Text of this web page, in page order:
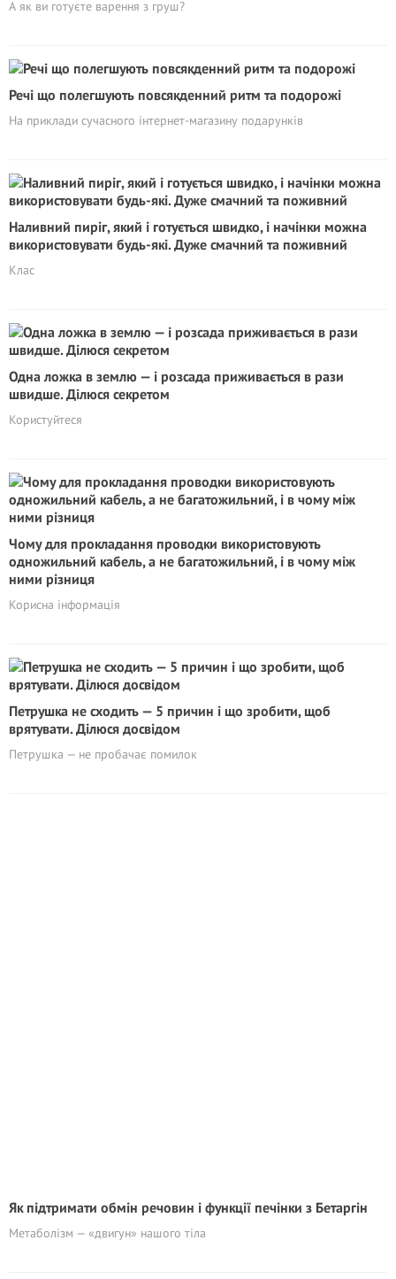
А як ви готуєте варення з груш?
Речі що полегшують повсякденний ритм та подорожі
На приклади сучасного інтернет-магазину подарунків
Наливний пиріг, який і готується швидко, і начінки можна
використовувати будь-які. Дуже смачний та поживний
Клас
Одна ложка в землю — і розсада приживається в рази
швидше. Ділюся секретом
Користуйтеся
Чому для прокладання проводки використовують
одножильний кабель, а не багатожильний, і в чому між
ними різниця
Корисна інформація
Петрушка не сходить — 5 причин і що зробити, щоб
врятувати. Ділюся досвідом
Петрушка — не пробачає помилок
Як підтримати обмін речовин і функції печінки з Бетаргін
Метаболізм — «двигун» нашого тіла